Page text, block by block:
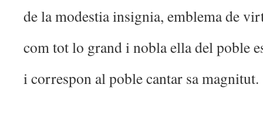
de la modestia insignia, emblema de
com tot lo grand i nobla ella del poble
i correspon al poble cantar sa magnitut.